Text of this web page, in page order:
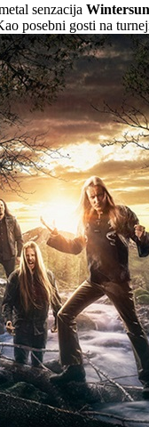
senzacija Wintersun
posebni gosti na